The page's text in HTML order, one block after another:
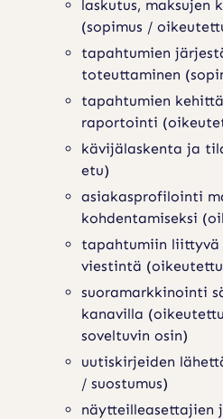
laskutus, maksujen
(sopimus /
tapahtumien
toteuttaminen
tapahtumien
raportointi
kävijälaskenta ja
etu)
asiakasprofilointi
kohdentamiseksi
tapahtumiin
viestintä
suoramarkkinointi
kanavilla
soveltuvin osin)
uutiskirjeiden
/ suostumus)
näytteilleasettajien